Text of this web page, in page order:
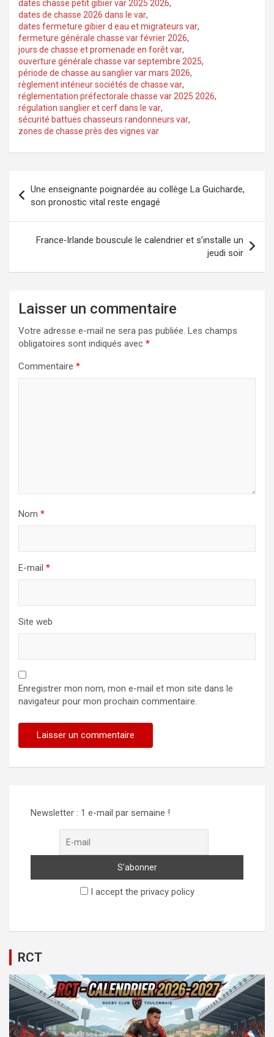
dates chasse petit gibier var 2025 2026,
dates de chasse 2026 dans le var,
dates fermeture gibier d eau et migrateurs var,
fermeture générale chasse var février 2026,
jours de chasse et promenade en forêt var,
ouverture générale chasse var septembre 2025,
période de chasse au sanglier var mars 2026,
règlement intérieur sociétés de chasse var,
réglementation préfectorale chasse var 2025 2026,
régulation sanglier et cerf dans le var,
sécurité battues chasseurs randonneurs var,
zones de chasse près des vignes var
de
l’article
Une enseignante poignardée au collège La Guicharde,
son pronostic vital reste engagé
France‑Irlande bouscule le calendrier et s’installe un
jeudi soir
Laisser un commentaire
Votre adresse e-mail ne sera pas publiée. Les champs
obligatoires sont indiqués avec *
Commentaire *
Nom *
E-mail *
Site web
Enregistrer mon nom, mon e-mail et mon site dans le
navigateur pour mon prochain commentaire.
Newsletter : 1 e-mail par semaine !
I accept the privacy policy
RCT